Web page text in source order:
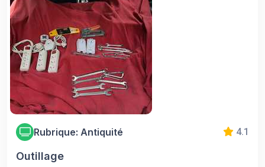
Rubrique: Antiquité 4.1
Outillage